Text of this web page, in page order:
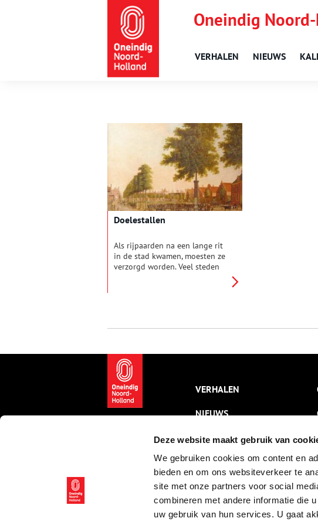
Deze website maakt gebruik van
We gebruiken cookies om content en
bieden en om ons websiteverkeer te
site met onze partners voor social
combineren met andere informatie die
uw gebruik van hun services. U gaat
Oneindig
VERHALEN NIEUWS
Doelestallen
Als rijpaarden na een lange rit
in de stad kwamen, moesten ze
verzorgd worden. Veel steden
uitspanning. Dit is een stal waar
voor verzorging. Tegenwoordig
is een autoparkeerplaats een
vereiste bij zo’n etablissement.
VERHALEN
NIEUWS
KALENDER
THEMA’S
ACTIVITEITEN
VIDEO’S